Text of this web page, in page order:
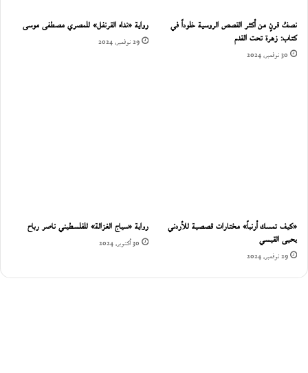
نصفُ قرنٍ من أكثر القصص الروسية خلوداً في
كتاب: زهرة تحت القدم
30 نوفمبر، 2024
رواية «نداء القرنفل» للمصري مصطفى موسى
29 نوفمبر، 2024
«كيف تمسك أرنباً» مختارات قصصية للأردني
يحيى القيسي
29 نوفمبر، 2024
رواية «سياج الغزالة» للفلسطيني ناصر رباح
30 أكتوبر، 2024